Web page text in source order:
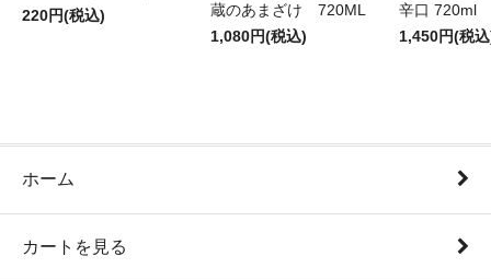
220円(税込)
蔵のあまざけ 720ML
1,080円(税込)
辛口 720ml
1,450円(税
ホーム
カートを見る